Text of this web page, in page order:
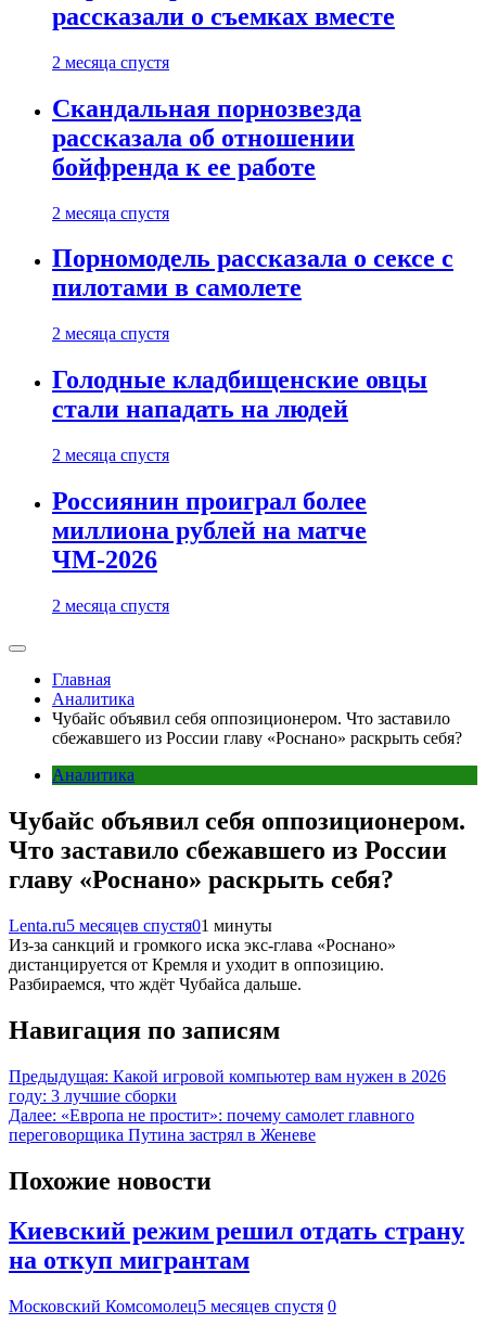
рассказали о съемках вместе
2 месяца спустя
Скандальная порнозвезда
рассказала об отношении
бойфренда к ее работе
2 месяца спустя
Порномодель рассказала о сексе с
пилотами в самолете
2 месяца спустя
Голодные кладбищенские овцы
стали нападать на людей
2 месяца спустя
Россиянин проиграл более
миллиона рублей на матче
ЧМ-2026
2 месяца спустя
Главная
Аналитика
Чубайс объявил себя оппозиционером. Что заставило
сбежавшего из России главу «Роснано» раскрыть себя?
Аналитика
Чубайс объявил себя оппозиционером.
Что заставило сбежавшего из России
главу «Роснано» раскрыть себя?
Lenta.ru5 месяцев спустя01 минуты
Из-за санкций и громкого иска экс-глава «Роснано»
дистанцируется от Кремля и уходит в оппозицию.
Разбираемся, что ждёт Чубайса дальше.
Навигация по записям
Предыдущая: Какой игровой компьютер вам нужен в 2026
году: 3 лучшие сборки
Далее: «Европа не простит»: почему самолет главного
переговорщика Путина застрял в Женеве
Похожие новости
Киевский режим решил отдать страну
на откуп мигрантам
Московский Комсомолец5 месяцев спустя 0